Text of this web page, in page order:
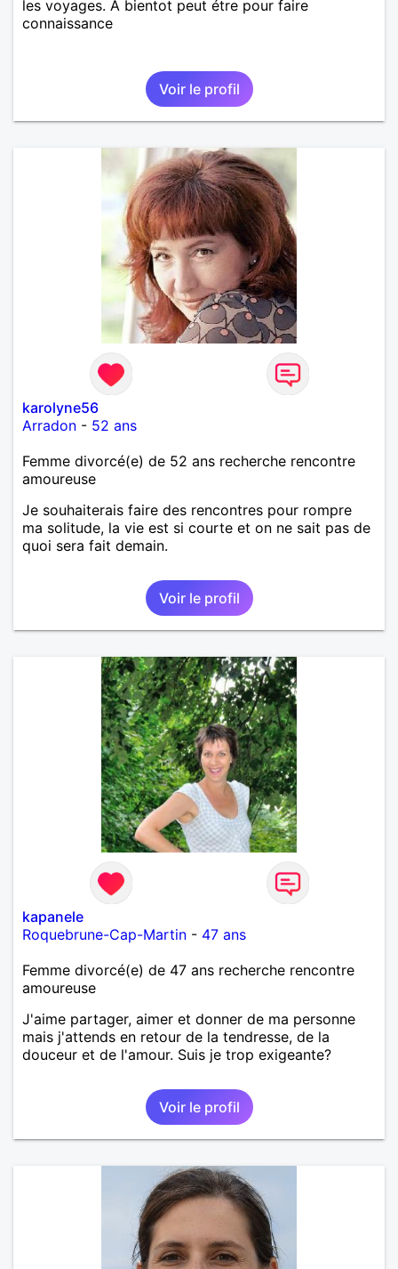
les voyages. A bientot peut étre pour faire
connaissance
Voir le profil
karolyne56
Arradon - 52 ans
Femme divorcé(e) de 52 ans recherche rencontre
amoureuse
Je souhaiterais faire des rencontres pour rompre
ma solitude, la vie est si courte et on ne sait pas de
quoi sera fait demain.
Voir le profil
kapanele
Roquebrune-Cap-Martin - 47 ans
Femme divorcé(e) de 47 ans recherche rencontre
amoureuse
J'aime partager, aimer et donner de ma personne
mais j'attends en retour de la tendresse, de la
douceur et de l'amour. Suis je trop exigeante?
Voir le profil